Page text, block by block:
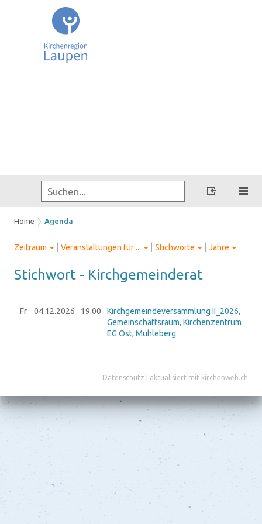
Home Agenda
Zeitraum Veranstaltungen für ... Stichworte Jahre
Stich­wort - Kirch­ge­mein­de­rat
Fr. 04.12.2026 19.00
Kirchgemeindeversammlung II_2026,
Gemeinschaftsraum, Kirchenzentrum
EG Ost, Mühleberg
Datenschutz aktualisiert mit kirchenweb.ch